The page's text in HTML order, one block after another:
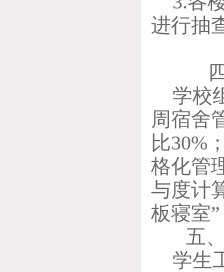
进行抽
学校
周宿舍
比30%
格化管
与度计
板寝室
五
学生